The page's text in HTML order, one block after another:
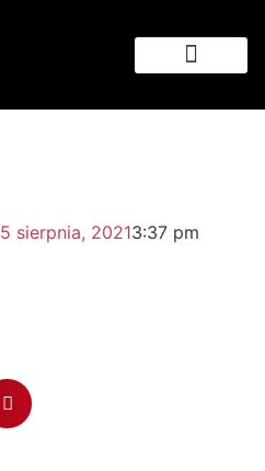
5 sierpnia, 20213:37 pm